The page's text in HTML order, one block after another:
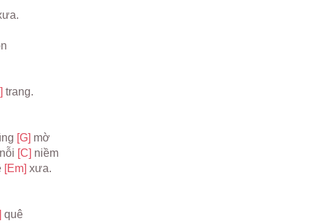
trang.
[G] mờ
[C] niềm
[Em] xưa.
quê